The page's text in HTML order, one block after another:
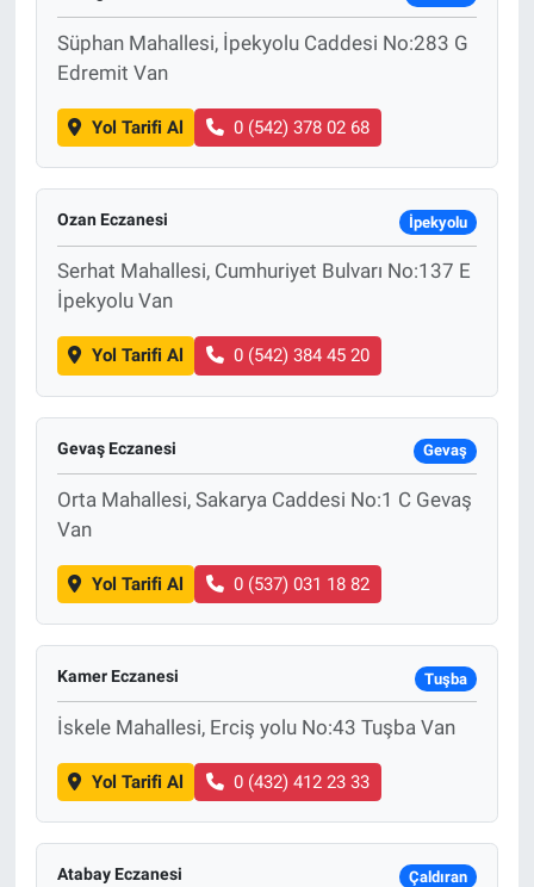
Süphan Mahallesi, İpekyolu Caddesi No:283 G
Edremit Van
Yol Tarifi Al 0 (542) 378 02 68
Ozan Eczanesi İpekyolu
Serhat Mahallesi, Cumhuriyet Bulvarı No:137 E
İpekyolu Van
Yol Tarifi Al 0 (542) 384 45 20
Gevaş Eczanesi Gevaş
Orta Mahallesi, Sakarya Caddesi No:1 C Gevaş
Van
Yol Tarifi Al 0 (537) 031 18 82
Kamer Eczanesi Tuşba
İskele Mahallesi, Erciş yolu No:43 Tuşba Van
Yol Tarifi Al 0 (432) 412 23 33
Atabay Eczanesi Çaldıran